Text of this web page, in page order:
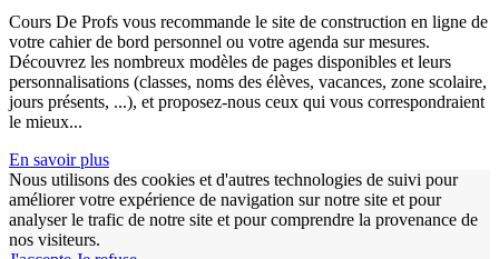
Cours De Profs vous recommande le site de construction en ligne de
votre cahier de bord personnel ou votre agenda sur mesures.
Découvrez les nombreux modèles de pages disponibles et leurs
personnalisations (classes, noms des élèves, vacances, zone scolaire,
jours présents, ...), et proposez-nous ceux qui vous correspondraient
le mieux...
En savoir plus
Nous utilisons des cookies et d'autres technologies de suivi pour
améliorer votre expérience de navigation sur notre site et pour
analyser le trafic de notre site et pour comprendre la provenance de
nos visiteurs.